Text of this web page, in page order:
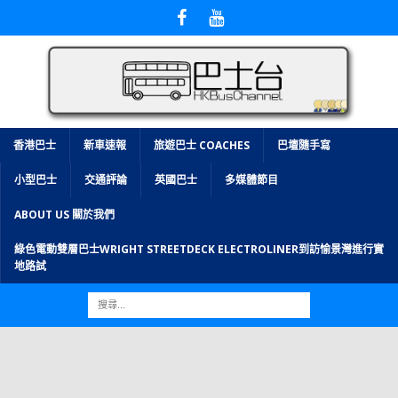
香港巴士 新車速報 旅遊巴士 COACHES 巴壇隨手寫
小型巴士 交通評論 英國巴士 多媒體節目
ABOUT US 關於我們
綠色電動雙層巴士WRIGHT STREETDECK ELECTROLINER到訪愉景灣進行實
地路試